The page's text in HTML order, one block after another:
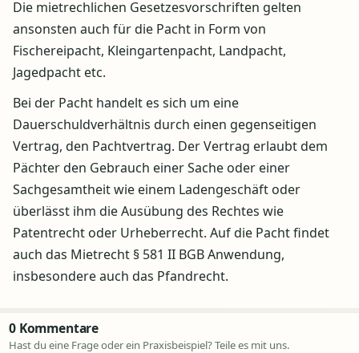
Die mietrechlichen Gesetzesvorschriften gelten
ansonsten auch für die Pacht in Form von
Fischereipacht, Kleingartenpacht, Landpacht,
Jagedpacht etc.
Bei der Pacht handelt es sich um eine
Dauerschuldverhältnis durch einen gegenseitigen
Vertrag, den Pachtvertrag. Der Vertrag erlaubt dem
Pächter den Gebrauch einer Sache oder einer
Sachgesamtheit wie einem Ladengeschäft oder
überlässt ihm die Ausübung des Rechtes wie
Patentrecht oder Urheberrecht. Auf die Pacht findet
auch das Mietrecht § 581 II BGB Anwendung,
insbesondere auch das Pfandrecht.
0 Kommentare
Hast du eine Frage oder ein Praxisbeispiel? Teile es mit uns.